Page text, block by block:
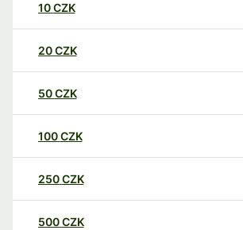
10CZK
20CZK
50CZK
100CZK
250CZK
500CZK